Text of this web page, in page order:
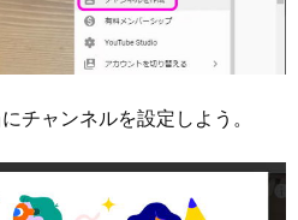
チャンネルを設定しよう。